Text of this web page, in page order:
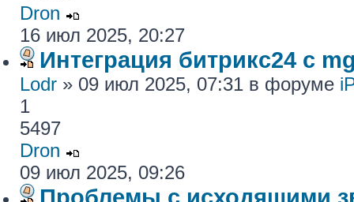
Dron
16 июл 2025, 20:27
Интеграция битрикс24 с
Lodr » 09 июл 2025, 07:31 в форуме
1
5497
Dron
09 июл 2025, 09:26